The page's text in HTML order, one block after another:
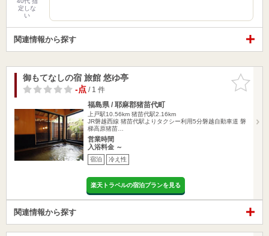
定しな
い
関連情報から探す
お気に入
りに追加
御もてなしの宿 旅館 悠ゆ亭
-点/ 1 件
福島県 / 耶麻郡猪苗代町
上戸駅10.56km 猪苗代駅2.16km
JR磐越西線 猪苗代駅よりタクシー利用5分磐越自動車道 磐
梯高原猪苗…
営業時間
入浴料金 ～
宿泊 冷え性
楽天トラベルの宿泊プランを見る
関連情報から探す